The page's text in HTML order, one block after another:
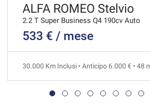
VEDI
1.273€/mese
36 Mesi
ALFA ROMEO Stelvio
2.2 T Super Business Q4 190cv Auto
533 € / mese
30.000 Km Inclusi • Anticipo 6.000 € • 48